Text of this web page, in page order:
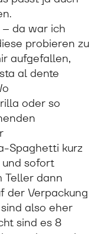
da war ich
probieren zu
aufgefallen,
al dente
oder so
Spaghetti kurz
sofort
Teller dann
der Verpackung
also eher
sind es 8